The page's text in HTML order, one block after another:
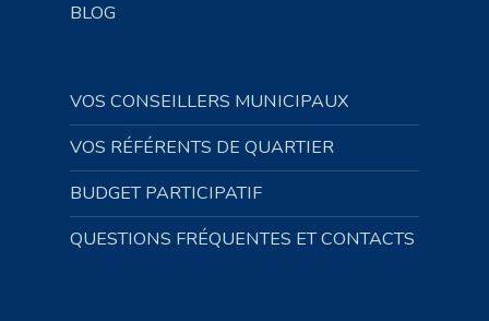
BLOG
VOS CONSEILLERS MUNICIPAUX
VOS RÉFÉRENTS DE QUARTIER
BUDGET PARTICIPATIF
QUESTIONS FRÉQUENTES ET CONTACTS